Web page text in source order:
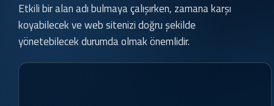
Etkili bir alan adı bulmaya çalışırken, zamana karşı
koyabilecek ve web sitenizi doğru şekilde
yönetebilecek durumda olmak önemlidir.